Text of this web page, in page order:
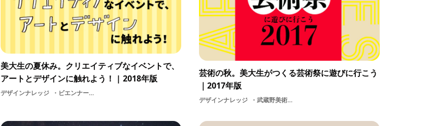
美大生の夏休み。クリエイティブなイベントで、
アートとデザインに触れよう！ | 2018年版
デザインナレッジ ビエンナーレ夏休みトリエンナーレ大地の芸術祭 越後妻有アートトリエンナーレ夏展示イベント旅行ギャラリーデザインartミュージアムDESIGN展覧会アーティストアートインプットファインアートエンタメ博物館体験
芸術の秋。美大生がつくる芸術祭に遊びに行こう
｜2017年版
デザインナレッジ 武蔵野美術大学DESIGN美大インプット美術多摩美術大学大学女子美術大学情報収集学生美大生息抜きデザイン情報芸術祭東京藝術大学アート東京造形大学